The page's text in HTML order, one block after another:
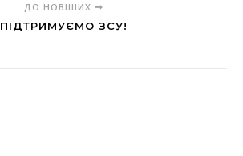
ДО НОВІШИХ
ПІДТРИМУЄМО ЗСУ!